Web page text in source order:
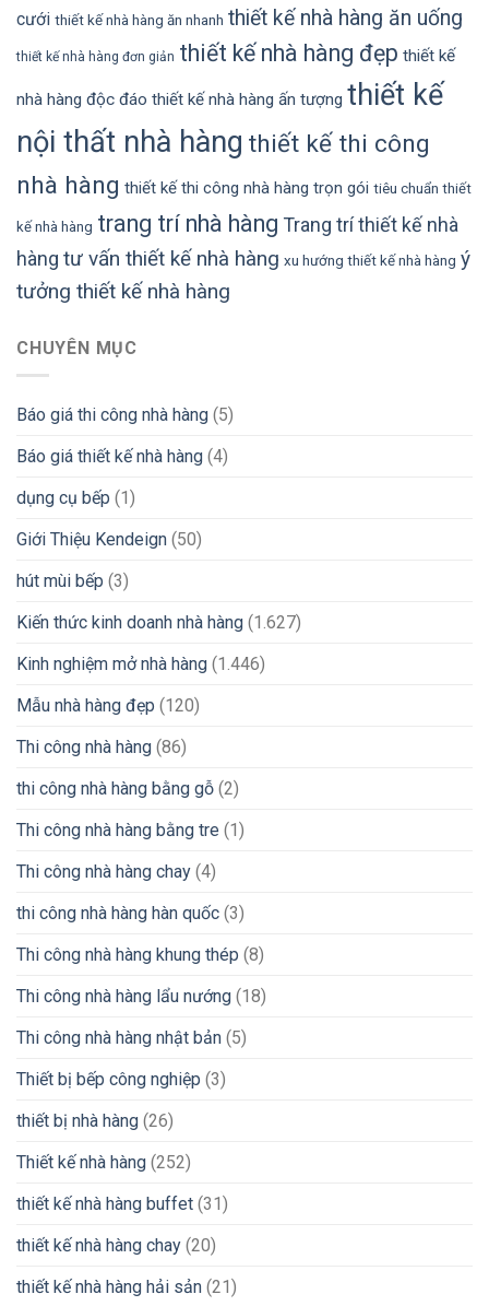
cưới thiết kế nhà hàng ăn nhanh thiết kế nhà hàng ăn uống
thiết kế nhà hàng đơn giản thiết kế nhà hàng đẹp thiết kế
nhà hàng độc đáo thiết kế nhà hàng ấn tượng thiết kế
nội thất nhà hàng thiết kế thi công
nhà hàng thiết kế thi công nhà hàng trọn gói tiêu chuẩn thiết
kế nhà hàng trang trí nhà hàng Trang trí thiết kế nhà
hàng tư vấn thiết kế nhà hàng xu hướng thiết kế nhà hàng ý
tưởng thiết kế nhà hàng
CHUYÊN MỤC
Báo giá thi công nhà hàng (5)
Báo giá thiết kế nhà hàng (4)
dụng cụ bếp (1)
Giới Thiệu Kendeign (50)
hút mùi bếp (3)
Kiến thức kinh doanh nhà hàng (1.627)
Kinh nghiệm mở nhà hàng (1.446)
Mẫu nhà hàng đẹp (120)
Thi công nhà hàng (86)
thi công nhà hàng bằng gỗ (2)
Thi công nhà hàng bằng tre (1)
Thi công nhà hàng chay (4)
thi công nhà hàng hàn quốc (3)
Thi công nhà hàng khung thép (8)
Thi công nhà hàng lẩu nướng (18)
Thi công nhà hàng nhật bản (5)
Thiết bị bếp công nghiệp (3)
thiết bị nhà hàng (26)
Thiết kế nhà hàng (252)
thiết kế nhà hàng buffet (31)
thiết kế nhà hàng chay (20)
thiết kế nhà hàng hải sản (21)